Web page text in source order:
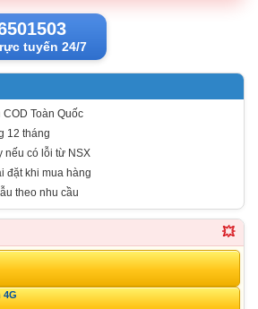
tuyến 24/7
Toàn Quốc
12 tháng
nếu có lỗi từ NSX
đặt khi mua hàng
theo nhu cầu
💥
4G